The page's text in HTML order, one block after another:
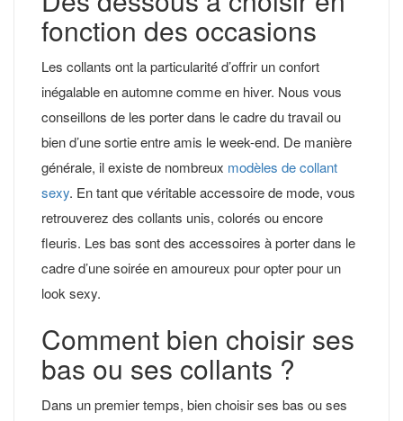
fonction des occasions
Les collants ont la particularité d’offrir un confort
inégalable en automne comme en hiver. Nous vous
conseillons de les porter dans le cadre du travail ou
bien d’une sortie entre amis le week-end. De manière
générale, il existe de nombreux modèles de collant
sexy. En tant que véritable accessoire de mode, vous
retrouverez des collants unis, colorés ou encore
fleuris. Les bas sont des accessoires à porter dans le
cadre d’une soirée en amoureux pour opter pour un
look sexy.
Comment bien choisir ses
bas ou ses collants ?
Dans un premier temps, bien choisir ses bas ou ses